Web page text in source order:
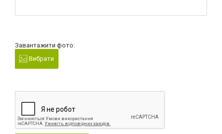
Завантажити фото:
Вибрати